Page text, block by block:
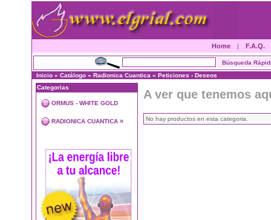
Home | F.A.Q.
Inicio » Catálogo » Radionica Cuantica » Peticiones - Deseos
Categorias
ORMUS - WHITE GOLD
RADIONICA CUANTICA »
A ver que tenemos
No hay productos en esta categoria.